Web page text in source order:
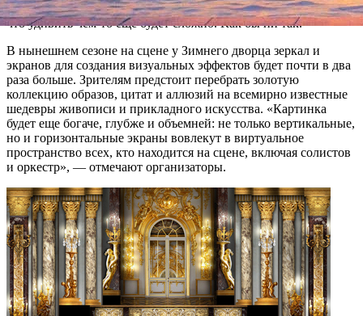
году сцена «ожила» благодаря видео-декорациям, показалось,
что удивить чем-то еще будет сложно. Как бы ни так.
В нынешнем сезоне на сцене у Зимнего дворца зеркал и
экранов для создания визуальных эффектов будет почти в два
раза больше. Зрителям предстоит перебрать золотую
коллекцию образов, цитат и аллюзий на всемирно известные
шедевры живописи и прикладного искусства. «Картинка
будет еще богаче, глубже и объемней: не только вертикальные,
но и горизонтальные экраны вовлекут в виртуальное
пространство всех, кто находится на сцене, включая солистов
и оркестр», — отмечают организаторы.